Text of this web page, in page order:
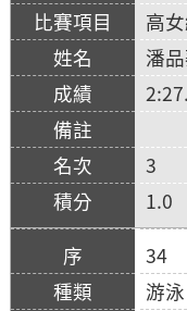
高
潘
3
1.0
34
游泳